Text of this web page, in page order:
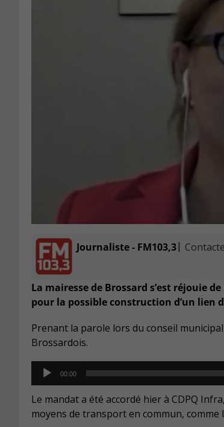
Journaliste - FM103,3|
La mairesse de Brossard s’est réjouie
pour la possible construction d’un lien
Prenant la parole lors du conseil
Brossardois.
Audio
Player
00:00
Le mandat a été accordé hier à CDPQ
moyens de transport en commun, comme